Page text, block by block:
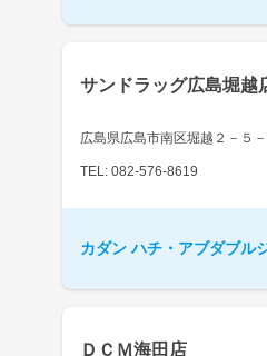
サンドラッグ広島堀越
広島県広島市南区堀越２－５－
TEL: 082-576-8619
カダン ハチ・アブダブル
ＤＣＭ海田店